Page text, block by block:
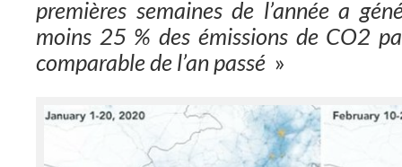
premières semaines de l’année a
moins 25 % des émissions de CO2
comparable de l’an passé »